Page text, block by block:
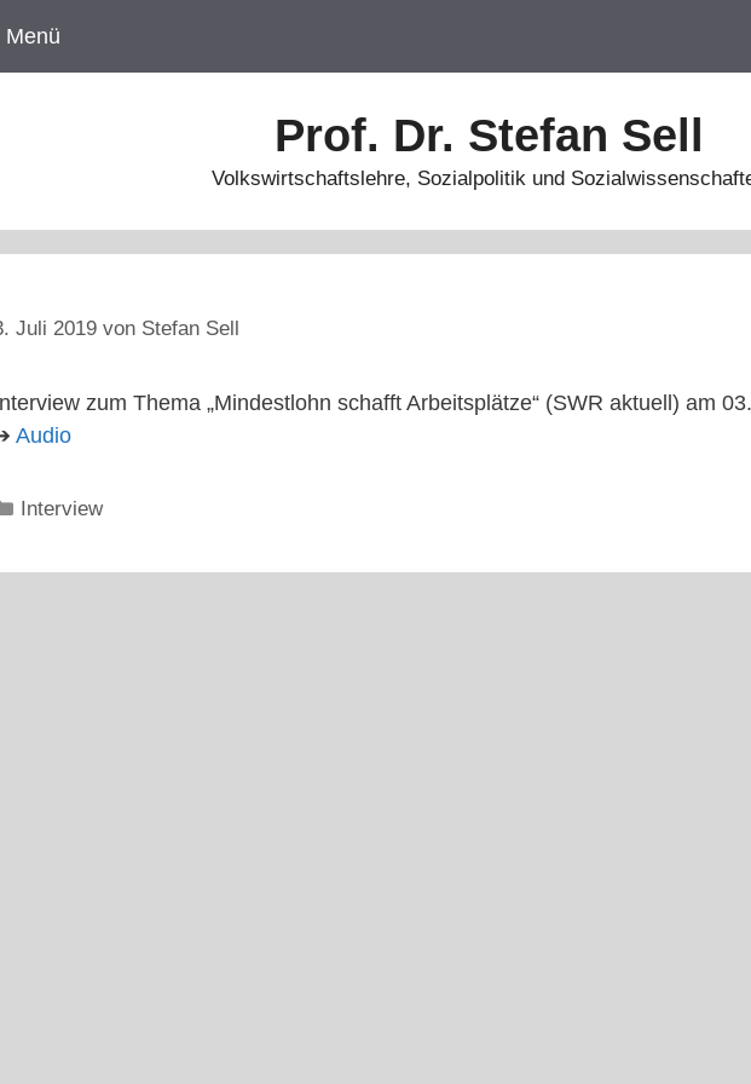
Menü
Prof. Dr. Stefan Sell
Volkswirtschaftslehre, Sozialpolitik und
Juli 2019 von Stefan Sell
zum Thema „Mindestlohn schafft Arbeitsplätze“ (SWR aktuell) am
Audio
Kategorien
Interview